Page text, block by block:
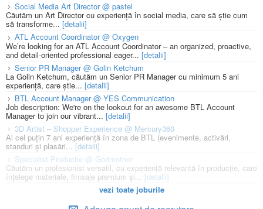
Social Media Art Director @ pastel
Căutăm un Art Director cu experiență în social media, care să știe cum
să transforme... [detalii]
ATL Account Coordinator @ Oxygen
We’re looking for an ATL Account Coordinator – an organized, proactive,
and detail-oriented professional eager... [detalii]
Senior PR Manager @ Golin Ketchum
La Golin Ketchum, căutăm un Senior PR Manager cu minimum 5 ani
experiență, care știe... [detalii]
BTL Account Manager @ YES Communication
Job description: We're on the lookout for an awesome BTL Account
Manager to join our vibrant... [detalii]
3D Artist – Shopper Experience @ Mercury360
Ai cel puțin 7 ani experiență în zona de BTL (evenimente, activări,
standuri și plasări...[detalii]
Specialist Productie @ Godmother
Căutăm un profesionist versatil, cu experiență relevantă în producție, care
înțelege materiale, finisaje premium și... [detalii]
vezi toate joburile